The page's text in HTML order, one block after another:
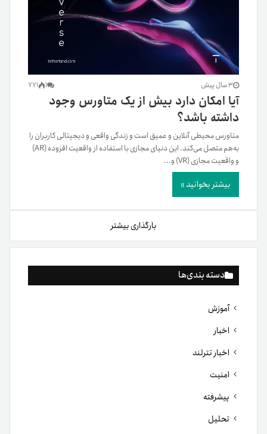
دسته بندی‌ها
آموزش
اخبار
اخبار تترلند
امنیت
پیشرفته
تحلیل
3 سال پیش 1
771
آیا امکان دارد بیش از یک متاورس وجود
داشته باشد؟
متاورس محیطی آنلاین و عمیق است و زندگی واقعی و دیجیتالی کاربران را
به‌هم متصل می‌کند. این دنیای مجازی با استفاده از واقعیت افزوده (AR)
و واقعیت مجازی (VR) و...
بیشتر بخوانید »
بارگذاری بیشتر